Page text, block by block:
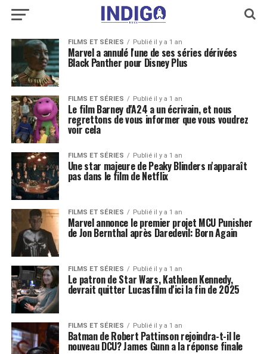
FILMS ET SÉRIES Publié il y a 1 an
Marvel a annulé l'une de ses séries dérivées
Black Panther pour Disney Plus
FILMS ET SÉRIES Publié il y a 1 an
Le film Barney d'A24 a un écrivain, et nous
regrettons de vous informer que vous voudrez
voir cela
FILMS ET SÉRIES Publié il y a 1 an
Une star majeure de Peaky Blinders n'apparaît
pas dans le film de Netflix
FILMS ET SÉRIES Publié il y a 1 an
Marvel annonce le premier projet MCU Punisher
de Jon Bernthal après Daredevil: Born Again
FILMS ET SÉRIES Publié il y a 1 an
Le patron de Star Wars, Kathleen Kennedy,
devrait quitter Lucasfilm d'ici la fin de 2025
FILMS ET SÉRIES Publié il y a 1 an
Batman de Robert Pattinson rejoindra-t-il le
nouveau DCU? James Gunn a la réponse finale